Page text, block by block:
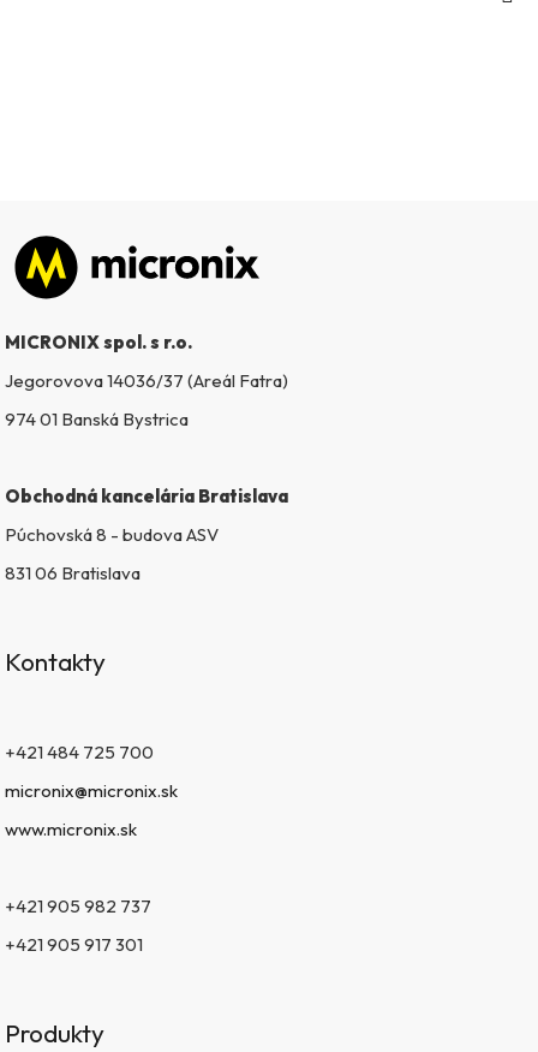
Zápätie
MICRONIX spol. s r.o.
Jegorovova 14036/37 (Areál Fatra)
974 01 Banská Bystrica
Obchodná kancelária Bratislava
Púchovská 8 - budova ASV
831 06 Bratislava
Kontakty
+421 484 725 700
micronix@micronix.sk
www.micronix.sk
+421 905 982 737
+421 905 917 301
Produkty